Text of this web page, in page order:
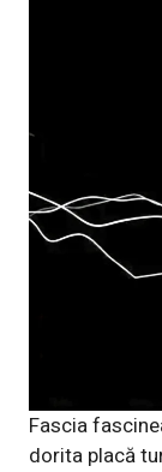
Fascia
dorita placă